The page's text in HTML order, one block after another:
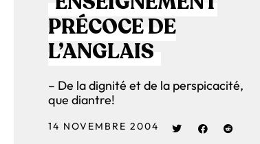
PRÉCOCE DE
L’ANGLAIS
– De la dignité et de la perspicacité,
que diantre!
14 NOVEMBRE 2004